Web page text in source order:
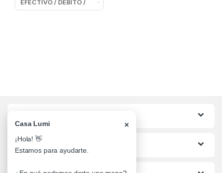
Lo mas buscado
Casa Lumi ×
¡Hola! 👋
Estamos para ayudarte.